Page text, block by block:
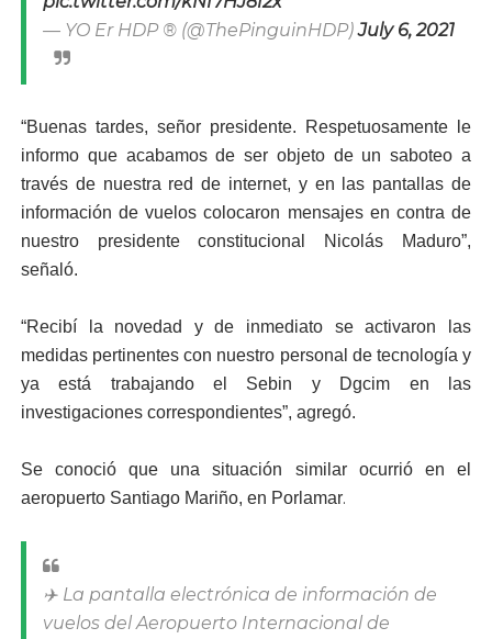
— YO Er HDP ® (@ThePinguinHDP)July 6, 2021
“Buenas tardes, señor presidente. Respetuosamente le
informo que acabamos de ser objeto de un saboteo a
través de nuestra red de internet, y en las pantallas de
información de vuelos colocaron mensajes en contra de
nuestro presidente constitucional Nicolás Maduro”,
señaló.
“Recibí la novedad y de inmediato se activaron las
medidas pertinentes con nuestro personal de tecnología y
ya está trabajando el Sebin y Dgcim en las
investigaciones correspondientes”, agregó.
Se conoció que una situación similar ocurrió en el
aeropuerto Santiago Mariño, en Porlamar.
✈️ La pantalla electrónica de información de
vuelos del Aeropuerto Internacional de